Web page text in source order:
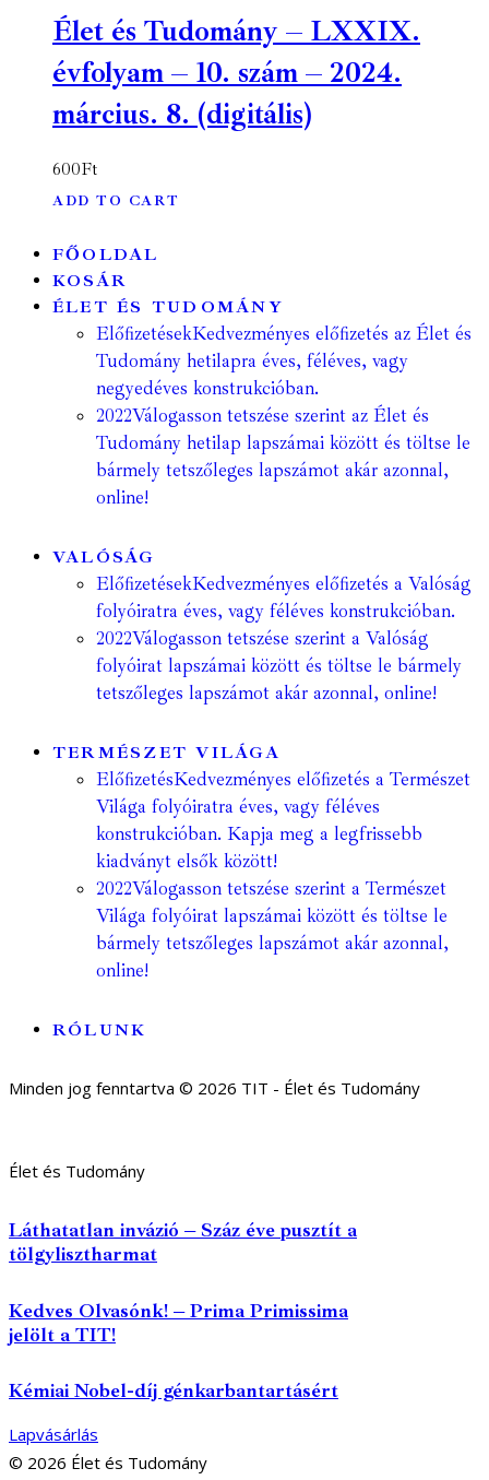
Élet és Tudomány – LXXIX.
évfolyam – 10. szám – 2024.
március. 8. (digitális)
600Ft
ADD TO CART
FŐOLDAL
KOSÁR
ÉLET ÉS TUDOMÁNY
ElőfizetésekKedvezményes előfizetés az Élet és
Tudomány hetilapra éves, féléves, vagy
negyedéves konstrukcióban.
2022Válogasson tetszése szerint az Élet és
Tudomány hetilap lapszámai között és töltse le
bármely tetszőleges lapszámot akár azonnal,
online!
VALÓSÁG
ElőfizetésekKedvezményes előfizetés a Valóság
folyóiratra éves, vagy féléves konstrukcióban.
2022Válogasson tetszése szerint a Valóság
folyóirat lapszámai között és töltse le bármely
tetszőleges lapszámot akár azonnal, online!
TERMÉSZET VILÁGA
ElőfizetésKedvezményes előfizetés a Természet
Világa folyóiratra éves, vagy féléves
konstrukcióban. Kapja meg a legfrissebb
kiadványt elsők között!
2022Válogasson tetszése szerint a Természet
Világa folyóirat lapszámai között és töltse le
bármely tetszőleges lapszámot akár azonnal,
online!
RÓLUNK
Minden jog fenntartva © 2026 TIT - Élet és Tudomány
Élet és Tudomány
Láthatatlan invázió – Száz éve pusztít a
tölgylisztharmat
Kedves Olvasónk! – Prima Primissima
jelölt a TIT!
Kémiai Nobel-díj génkarbantartásért
Lapvásárlás
© 2026 Élet és Tudomány